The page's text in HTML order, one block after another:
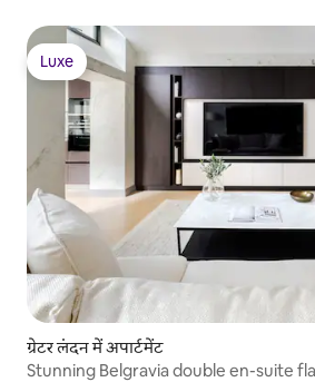
Luxe
Luxe
ग्रेटर लंदन में अपार्टमेंट
Stunning Belgravia double en-suite